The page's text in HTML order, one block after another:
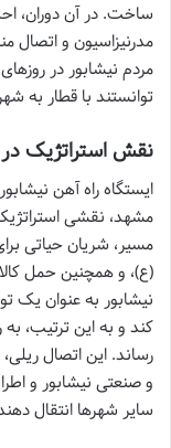
ساخت. در آن دوران،
مدرنیزاسیون و اتصال
مردم نیشابور در
توانستند با قطار به
نقش استراتژیک
ایستگاه راه آهن
مشهد، نقشی
مسیر، شریان حیاتی
(ع)، و همچنین حمل
نیشابور به عنوان یک
کند و به این ترتیب،
رساند. این اتصال
و صنعتی نیشابور و
سایر شهرها انتقال